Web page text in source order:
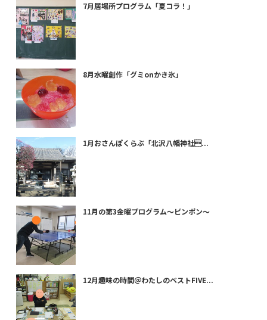
7月居場所プログラム「夏コラ！」
8月水曜創作「グミonかき氷」
1月おさんぽくらぶ「北沢八幡神社...
11月の第3金曜プログラム～ピンポン～
12月趣味の時間＠わたしのベストFIVE...